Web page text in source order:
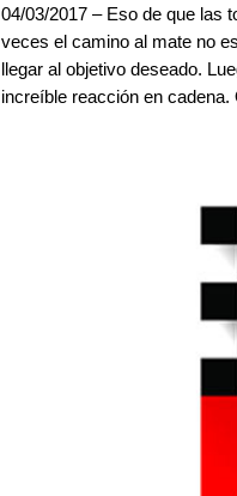
04/03/2017 – Eso de que las
veces el camino al mate no
llegar al objetivo deseado.
increíble reacción en